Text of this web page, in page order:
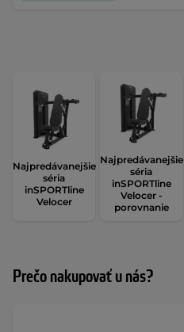
Najpredávanejšie
séria
inSPORTline
Velocer
Najpredávanejšie
séria
inSPORTline
Velocer -
porovnanie
Prečo nakupovať u nás?